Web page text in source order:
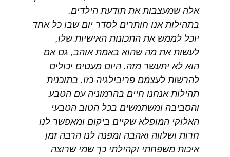
אלה שמעצבות את תודעת הילדים.
בתהילות אנו חותרים לסדר יום שבו כל אחד
יוכל לממש את התכונות האישיות שלו,
לעשות את מה שהוא באמת אוהב, גם אם
הוא לא יתעשר מזה. היום מעטים יכולים
להרשות לעצמם פריבילגיה כזו. בתוכנית
תהילוֹת אנחנו חיים בהרמוניה עם הטבע
והסביבה ומשתמשים בכל הטוב הטבעי
האלוקי המופלא שקיים ביקום ומאפשר לנו
חרות ושלווה ואהבה ומפנה לנו הרבה זמן
איכות משפחתי וקהילתי כך שמי שרוצה